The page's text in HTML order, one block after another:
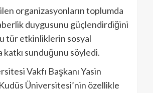
organizasyonların toplumda
duygusunu güçlendirdiğini
tür etkinliklerin sosyal
katkı sunduğunu söyledi.
Vakfı Başkanı Yasin
Üniversitesi’nin özellikle